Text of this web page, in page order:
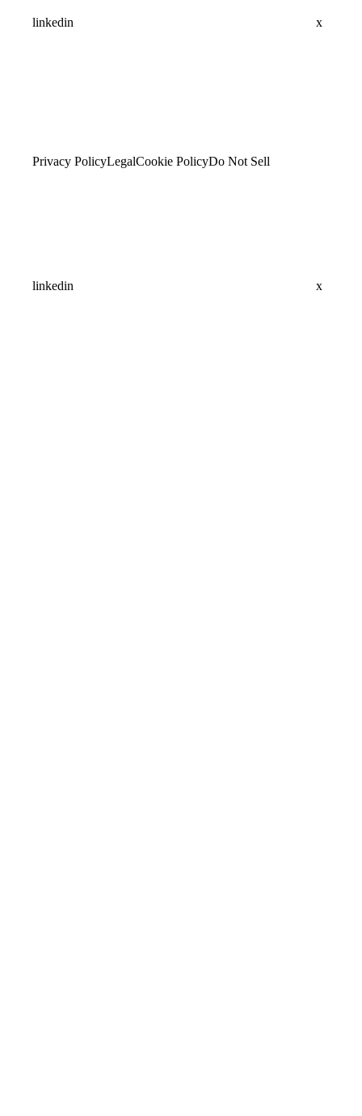
linkedin x
Privacy PolicyLegalCookie PolicyDo Not Sell
linkedin x